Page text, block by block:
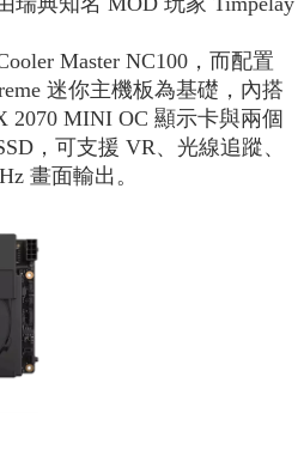
Master NC100，而配置
迷你主機板為基礎，內搭
2070 MINI OC 顯示卡與兩個
，可支援 VR、光線追蹤、
畫面輸出。